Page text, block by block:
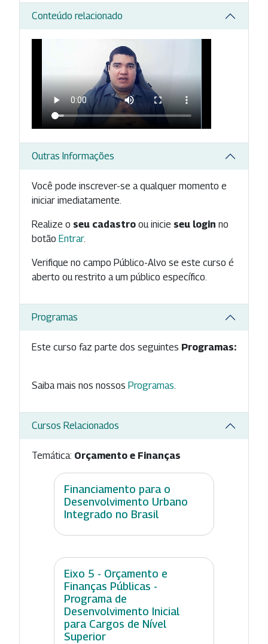
Conteúdo relacionado
Outras Informações
Você pode inscrever-se a qualquer momento e
iniciar imediatamente.
Realize o seu cadastro ou inicie seu login no
botão Entrar.
Verifique no campo Público-Alvo se este curso é
aberto ou restrito a um público específico.
Programas
Este curso faz parte dos seguintes Programas:
Saiba mais nos nossos Programas
Cursos Relacionados
Temática: Orçamento e Finanças
Financiamento para o
Desenvolvimento Urbano
Integrado no Brasil
Eixo 5 - Orçamento e
Finanças Públicas -
Programa de
Desenvolvimento Inicial
para Cargos de Nível
Superior